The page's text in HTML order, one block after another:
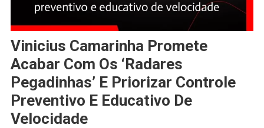
Vinicius Camarinha Promete
Acabar Com Os ‘radares
Pegadinhas’ E Priorizar Controle
Preventivo E Educativo De
Velocidade